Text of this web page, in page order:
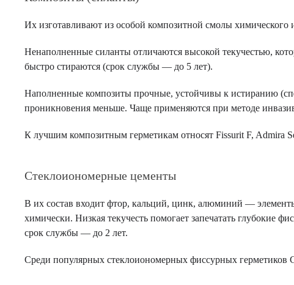
Их изготавливают из особой композитной смолы химического
Ненаполненные силанты отличаются высокой текучестью,
быстро стираются (срок службы — до 5 лет).
Наполненные композиты прочные, устойчивы к истиранию
проникновения меньше. Чаще применяются при методе
К лучшим композитным герметикам относят Fissurit F, Admira
Стеклоиономерные цементы
В их состав входит фтор, кальций, цинк, алюминий —
химически. Низкая текучесть помогает запечатать глубокие
срок службы — до 2 лет.
Среди популярных стеклоиономерных фиссурных герметиков